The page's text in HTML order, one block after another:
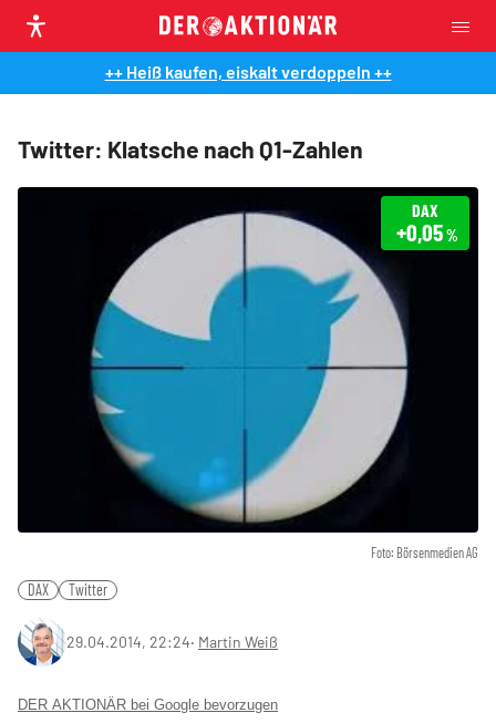
++ Heiß kaufen, eiskalt verdoppeln ++
Twitter: Klatsche nach Q1-Zahlen
Foto: Börsenmedien AG
DAX
+0,05%
DAX Twitter
29.04.2014, 22:24‧ Martin Weiß
DER AKTIONÄR bei Google bevorzugen